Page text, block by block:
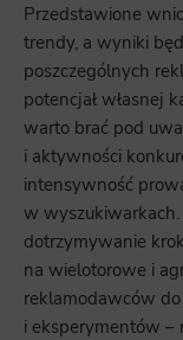
Przedstawione
trendy, a wyniki
poszczególnych
potencjał własnej
warto brać pod
i aktywności
intensywność
w wyszukiwarkach.
dotrzymywanie
na wielotorowe i
reklamodawców
i eksperymentów –